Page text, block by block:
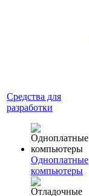
Средства для
разработки
Одноплатные
компьютеры